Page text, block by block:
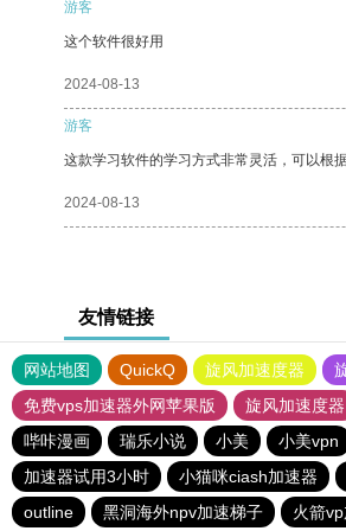
游客
这个软件很好用
2024-08-13
游客
这款学习软件的学习方式非常灵活，可以根
2024-08-13
友情链接
网站地图 QuickQ 旋风加速度器
免费vps加速器外网苹果版
旋风加速度器
哔咔漫画
瑞乐小说 小美 小美vpn
加速器试用3小时
小猫咪ciash加速器
outline
黑洞海外npv加速梯子 火箭